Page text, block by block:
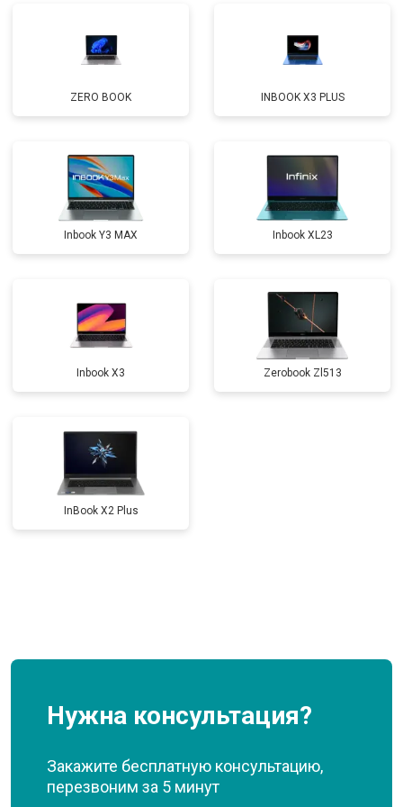
Замена микрофона от 2600 ₽ Заказать
Замена оперативной памяти от 1100 ₽ Заказать
Прошивка BIOS от 1500 ₽ Заказать
Ремонт петель от 3990 ₽
ZERO BOOK INBOOK X3 PLUS
Inbook Y3 MAX Inbook XL23
Inbook X3 Zerobook Zl513
InBook X2 Plus
Нужна консультация?
Закажите бесплатную консультацию,
перезвоним за 5 минут